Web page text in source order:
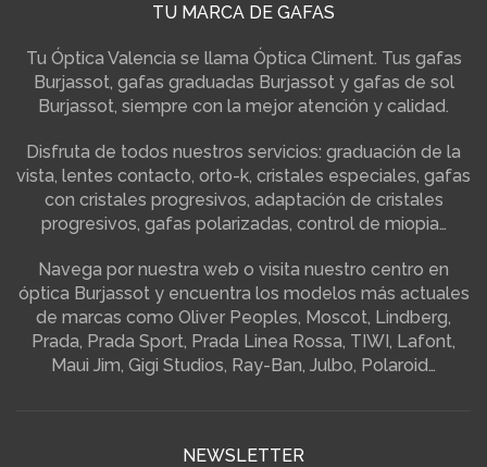
TU MARCA DE GAFAS
Tu Óptica Valencia se llama Óptica Climent. Tus gafas
Burjassot, gafas graduadas Burjassot y gafas de sol
Burjassot, siempre con la mejor atención y calidad.
Disfruta de todos nuestros servicios: graduación de la
vista, lentes contacto, orto-k, cristales especiales, gafas
con cristales progresivos, adaptación de cristales
progresivos, gafas polarizadas, control de miopia…
Navega por nuestra web o visita nuestro centro en
óptica Burjassot y encuentra los modelos más actuales
de marcas como Oliver Peoples, Moscot, Lindberg,
Prada, Prada Sport, Prada Linea Rossa, TIWI, Lafont,
Maui Jim, Gigi Studios, Ray-Ban, Julbo, Polaroid…
NEWSLETTER